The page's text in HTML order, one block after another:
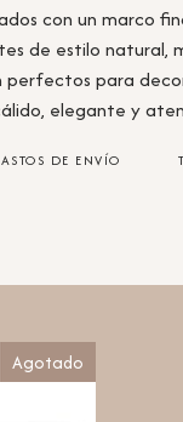
con un marco
de estilo natural,
perfectos para
elegante y
DE ENVÍO
Agotado